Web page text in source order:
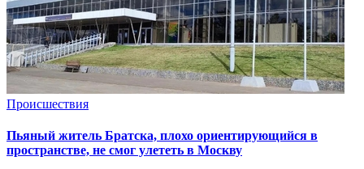
Происшествия
Пьяный житель Братска, плохо ориентирующийся в
пространстве, не смог улететь в Москву